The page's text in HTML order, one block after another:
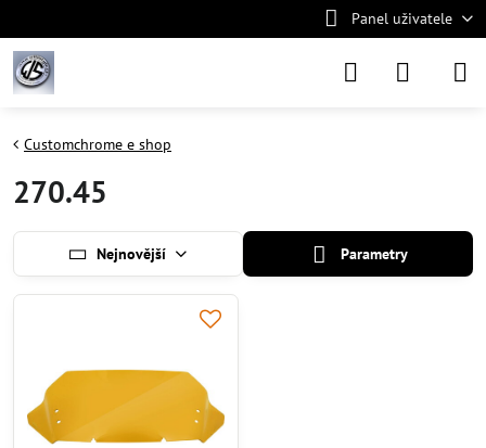
Panel uživatele
Customchrome e shop
270.45
Nejnovější Parametry